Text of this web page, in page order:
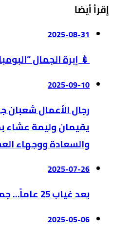
إقرأ أيضا
2025-08-31
💉 إبرة الجمال
2025-09-10
رجال الأعمال شعبان
يقيمان وليمة عشاء
والسعادة ووجهاء
2025-07-26
بعد غياب 25 عاماً… جمعتنا الصدفة
2025-05-06